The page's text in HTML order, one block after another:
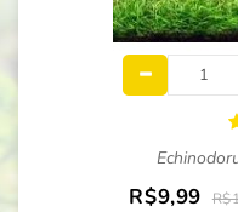
R$9,99